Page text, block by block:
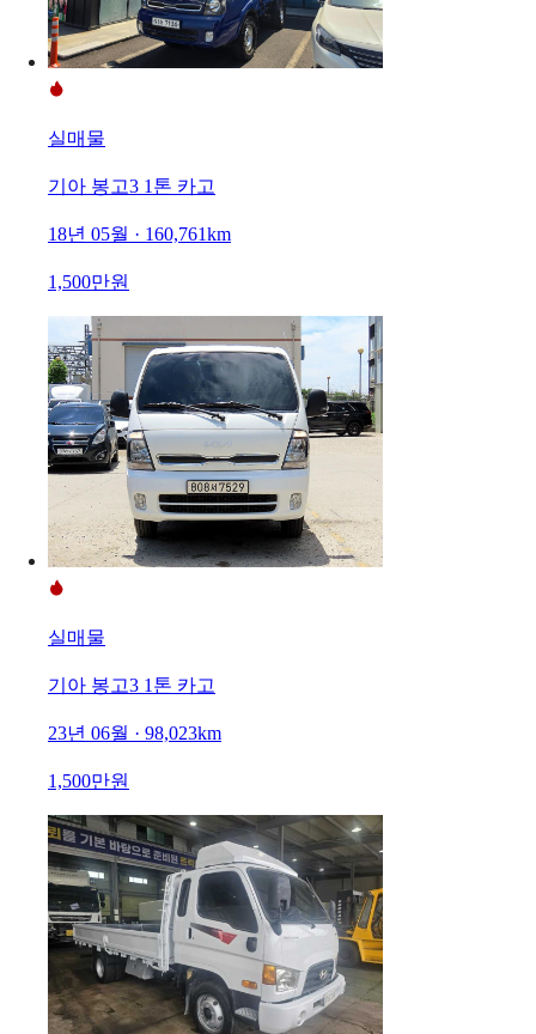
실매물
기아 봉고3 1톤 카고
18년 05월 · 160,761km
1,500만원
실매물
기아 봉고3 1톤 카고
23년 06월 · 98,023km
1,500만원